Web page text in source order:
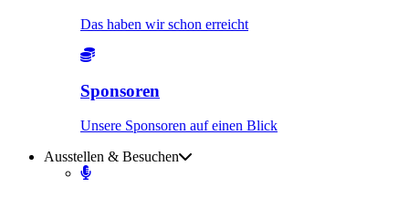
Das haben wir schon erreicht
Sponsoren
Unsere Sponsoren auf einen Blick
Ausstellen & Besuchen